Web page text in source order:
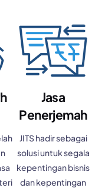
Jasa
Penerjemah
JITS hadir sebagai
solusi untuk segala
kepentingan bisnis
dan kepentingan